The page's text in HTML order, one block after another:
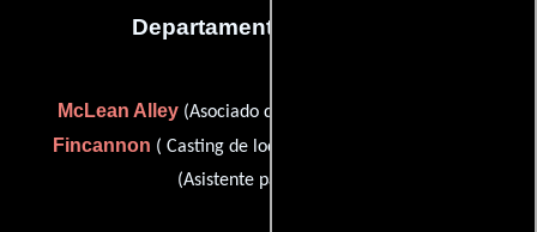
Departamento de reparto
McLean Alley (Asociado de casting de extras),
Fincannon ( Casting de locación) y
(Asistente para casting)